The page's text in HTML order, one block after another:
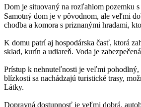
Dom je situovaný na rozľahlom pozemku
Samotný dom je v pôvodnom, ale veľmi
chodba a komora s priznanými hradami,
K domu patrí aj hospodárska časť, ktorá
sklad, kurín a udiareň. Voda je
Prístup k nehnuteľnosti je veľmi pohodlný,
blízkosti sa nachádzajú turistické trasy,
Látky.
Dopravná dostupnosť je veľmi dobrá,